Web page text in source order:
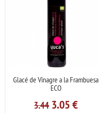
Glacé de Vinagre a la Frambuesa
ECO
3.44 3.05€